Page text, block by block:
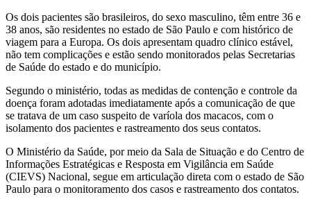
Os dois pacientes são brasileiros, do sexo masculino, têm entre 36 e
38 anos, são residentes no estado de São Paulo e com histórico de
viagem para a Europa. Os dois apresentam quadro clínico estável,
não tem complicações e estão sendo monitorados pelas Secretarias
de Saúde do estado e do município.
Segundo o ministério, todas as medidas de contenção e controle da
doença foram adotadas imediatamente após a comunicação de que
se tratava de um caso suspeito de varíola dos macacos, com o
isolamento dos pacientes e rastreamento dos seus contatos.
O Ministério da Saúde, por meio da Sala de Situação e do Centro de
Informações Estratégicas e Resposta em Vigilância em Saúde
(CIEVS) Nacional, segue em articulação direta com o estado de São
Paulo para o monitoramento dos casos e rastreamento dos contatos.